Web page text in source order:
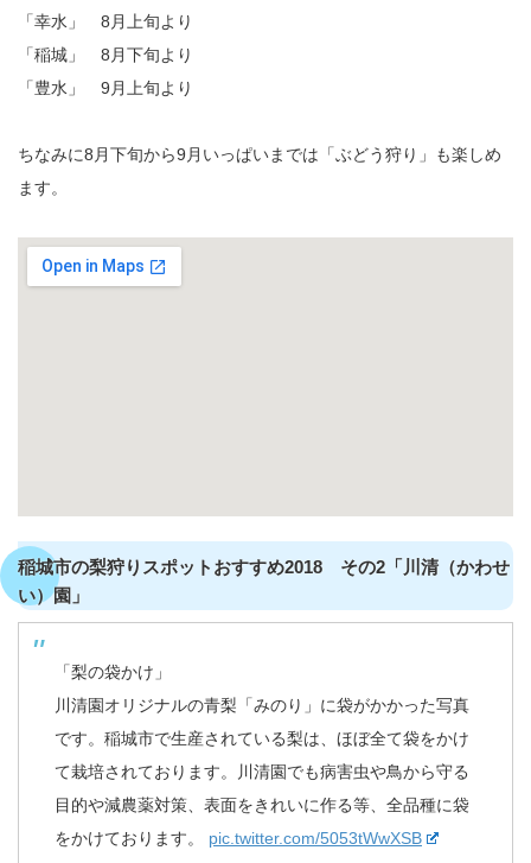
「幸水」 8月上旬より
「稲城」 8月下旬より
「豊水」 9月上旬より
ちなみに8月下旬から9月いっぱいまでは「ぶどう狩り」も楽しめ
ます。
稲城市の梨狩りスポットおすすめ2018 その2「川清（かわせ
い）園」
「梨の袋かけ」
川清園オリジナルの青梨「みのり」に袋がかかった写真
です。稲城市で生産されている梨は、ほぼ全て袋をかけ
て栽培されております。川清園でも病害虫や鳥から守る
目的や減農薬対策、表面をきれいに作る等、全品種に袋
をかけております。 pic.twitter.com/5053tWwXSB